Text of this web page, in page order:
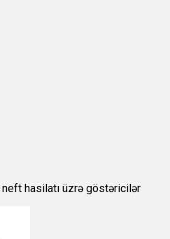
hasilatı üzrə göstəricilər